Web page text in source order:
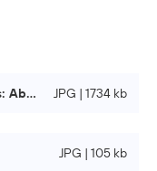
Netzausbau Passau (Credits: Abel Mobilfunk) JPG | 1734 kb
JPG | 105 kb